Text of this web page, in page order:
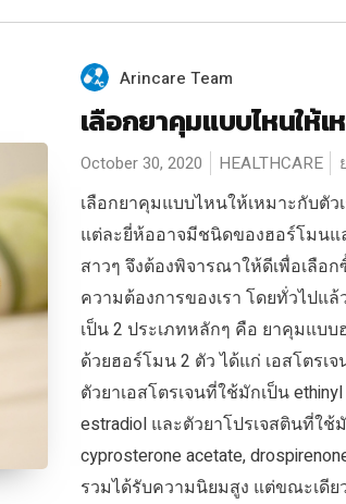
Arincare Team
เลือกยาคุมแบบไหนให้เ
October 30, 2020 HEALTHCARE
เลือกยาคุมแบบไหนให้เหมาะกับตัว
แต่ละยี่ห้ออาจมีชนิดของฮอร์โมนแ
สาวๆ จึงต้องพิจารณาให้ดีเพื่อเลือ
ความต้องการของเรา โดยทั่วไปแ
เป็น 2 ประเภทหลักๆ คือ ยาคุมแบ
ด้วยฮอร์โมน 2 ตัว ได้แก่ เอสโตรเ
ตัวยาเอสโตรเจนที่ใช้มักเป็น
estradiol และตัวยาโปรเจสตินที่ใช้
cyprosterone acetate,
รวมได้รับความนิยมสูง แต่ขณะเดีย